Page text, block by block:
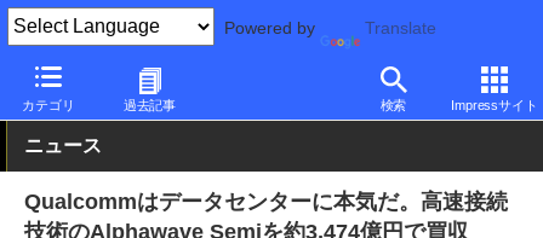
Powered by Translate
カテゴリ 過去記事 検索 Impressサイト
PC Watch 市場 動向
ニュース
Qualcommはデータセンターに本気だ。高速接続
技術のAlphawave Semiを約3,474億円で買収